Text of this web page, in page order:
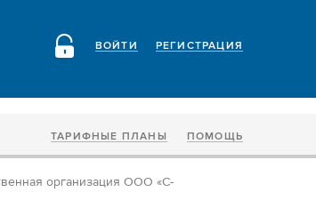
РЕГИСТРАЦИЯ
ВОЙТИ
ТАРИФНЫЕ ПЛАНЫ ПОМОЩЬ
организация ООО «С-